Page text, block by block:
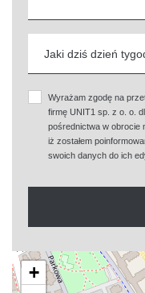
Wyrażam zgodę na
firmę UNIT1 sp. z o. o.
pośrednictwa w obrocie
iż zostałem
swoich danych do ich
+